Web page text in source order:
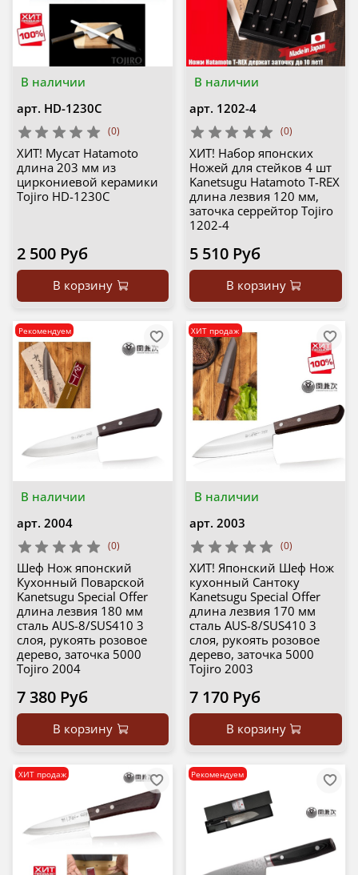
В наличии
арт. HD-1230C
(0)
ХИТ! Мусат Hatamoto
длина 203 мм из
циркониевой керамики
Tojiro HD-1230C
2 500 Руб
В корзину
В наличии
арт. 1202-4
(0)
ХИТ! Набор японских
Ножей для стейков 4 шт
Kanetsugu Hatamoto T-REX
длина лезвия 120 мм,
заточка серрейтор Tojiro
1202-4
5 510 Руб
В корзину
В наличии
Рекомендуем
арт. 2004
(0)
Шеф Нож японский
Кухонный Поварской
Kanetsugu Special Offer
длина лезвия 180 мм
сталь AUS-8/SUS410 3
слоя, рукоять розовое
дерево, заточка 5000
Tojiro 2004
7 380 Руб
В корзину
В наличии
ХИТ продаж
арт. 2003
(0)
ХИТ! Японский Шеф Нож
кухонный Сантоку
Kanetsugu Special Offer
длина лезвия 170 мм
сталь AUS-8/SUS410 3
слоя, рукоять розовое
дерево, заточка 5000
Tojiro 2003
7 170 Руб
В корзину
ХИТ продаж Рекомендуем